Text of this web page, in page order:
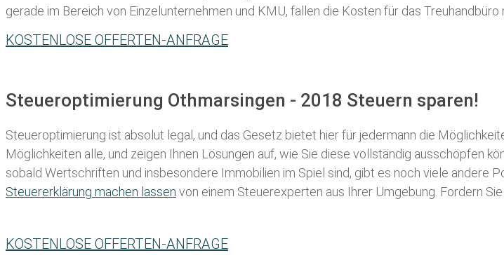
gerade im Bereich von Einzelunternehmen und KMU, fallen die Kosten für das
KOSTENLOSE OFFERTEN-ANFRAGE
Steueroptimierung Othmarsingen - 2018 Steuern sparen!
Steueroptimierung ist absolut legal, und das Gesetz bietet hier für jedermann die
Möglichkeiten alle, und zeigen Ihnen Lösungen auf, wie Sie diese vollständig ausschöpfen
sobald Wertschriften und insbesondere Immobilien im Spiel sind, gibt es noch viele andere
Steuererklärung machen lassen von einem Steuerexperten aus Ihrer Umgebung. Fordern
KOSTENLOSE OFFERTEN-ANFRAGE